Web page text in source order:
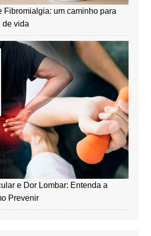
Fibromialgia: um caminho para
de vida
e Dor Lombar: Entenda a
Prevenir